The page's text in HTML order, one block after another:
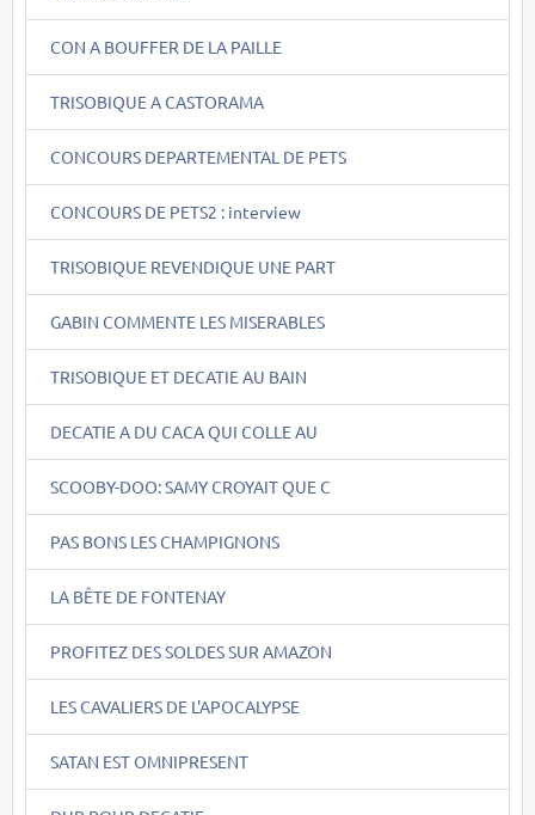
CON A BOUFFER DE LA PAILLE
TRISOBIQUE A CASTORAMA
CONCOURS DEPARTEMENTAL DE PETS
CONCOURS DE PETS2 : interview
TRISOBIQUE REVENDIQUE UNE PART
GABIN COMMENTE LES MISERABLES
TRISOBIQUE ET DECATIE AU BAIN
DECATIE A DU CACA QUI COLLE AU
SCOOBY-DOO: SAMY CROYAIT QUE C
PAS BONS LES CHAMPIGNONS
LA BÊTE DE FONTENAY
PROFITEZ DES SOLDES SUR AMAZON
LES CAVALIERS DE L'APOCALYPSE
SATAN EST OMNIPRESENT